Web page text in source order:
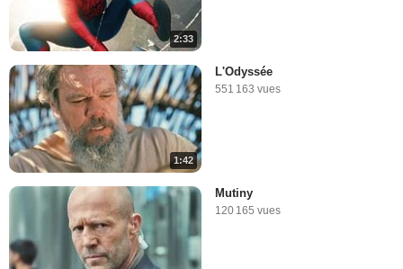
2:33
1:42
L'Odyssée
551 163 vues
Mutiny
120 165 vues